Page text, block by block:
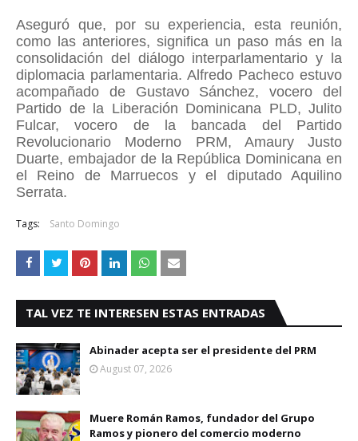
Aseguró que, por su experiencia, esta reunión,
como las anteriores, significa un paso más en la
consolidación del diálogo interparlamentario y la
diplomacia parlamentaria. Alfredo Pacheco estuvo
acompañado de Gustavo Sánchez, vocero del
Partido de la Liberación Dominicana PLD, Julito
Fulcar, vocero de la bancada del Partido
Revolucionario Moderno PRM, Amaury Justo
Duarte, embajador de la República Dominicana en
el Reino de Marruecos y el diputado Aquilino
Serrata.
Tags: Santo Domingo
TAL VEZ TE INTERESEN ESTAS ENTRADAS
Abinader acepta ser el presidente del PRM
August 07, 2026
Muere Román Ramos, fundador del Grupo
Ramos y pionero del comercio moderno